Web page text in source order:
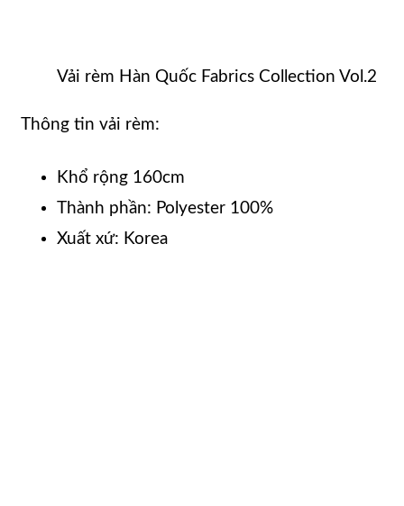
Vải rèm Hàn Quốc Fabrics Collection Vol.2
Thông tin vải rèm:
Khổ rộng 160cm
Thành phần: Polyester 100%
Xuất xứ: Korea